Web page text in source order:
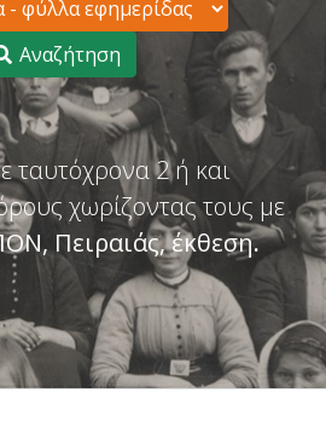
Αναζήτηση
ταυτόχρονα 2 ή και
χωρίζοντας τους με
Πειραιάς, έκθεση.